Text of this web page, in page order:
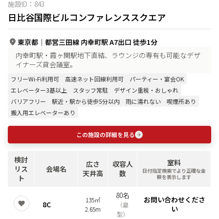
施設ID： 843
日比谷国際ビルコンファレンススクエア
東京都 ｜ 都営三田線 内幸町駅 A7出口 徒歩1分
内幸町駅・霞ヶ関駅地下直結、ラウンジの専有も可能なデザ
イナーズ貸会議室。
フリーWi-Fi利用可 高速ネット回線利用可
パーティー・宴会OK
エレベーター3基以上
スタッフ常駐
デザイン重視・おしゃれ
バリアフリー
駅近・駅から徒歩5分以内 雨に濡れない
喫煙所あり
搬入用エレベーターあり
この施設の詳細を見る
検討
リス
ト
会場名
広さ
天井高
収容人
数
室料
日付指定検索でより正確な金
額を表示します
8C
135㎡
2.65m
80名
（島
型）
お問い合わせくださ
い